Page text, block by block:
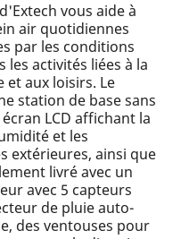
vous aide à
air quotidiennes
par les conditions
activités liées à la
aux loisirs. Le
station de base sans
LCD affichant la
et les
extérieures, ainsi que
livré avec un
avec 5 capteurs
de pluie auto-
des ventouses pour